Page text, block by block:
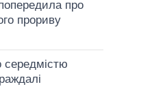
попередила про
прориву
середмістю